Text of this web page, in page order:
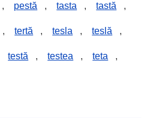
, pestă , tasta , tastă ,
, tertă , tesla , teslă ,
testă , testea , teta ,